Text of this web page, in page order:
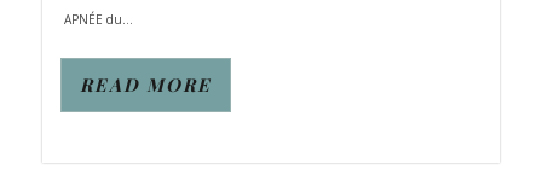
APNÉE du...
READ MORE